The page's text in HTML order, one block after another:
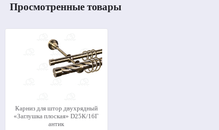
Просмотренные товары
Карниз для штор двухрядный
«Заглушка плоская» D25К/16Г
антик